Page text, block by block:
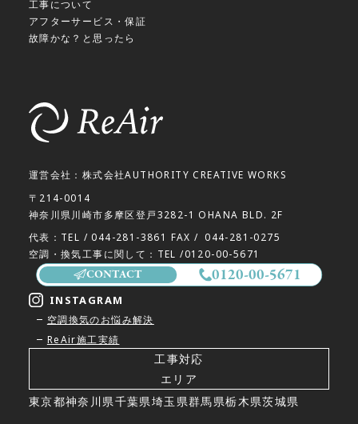
CONTACT 0120-00-5671
工事について
アフターサービス・保証
故障かな？と思ったら
運営会社：株式会社AUTHORITY CREATIVE WORKS
〒214-0014
神奈川県川崎市多摩区登戸3282-1 OHANA BLD. 2F
代表：TEL / 044-281-3861 FAX / 044-281-0275
空調・換気工事に関して：TEL /0120-00-5671
INSTAGRAM
空調換気のお悩み解決
ReAir施工実績
工事対応
エリア
東京都神奈川県千葉県埼玉県群馬県栃木県茨城県